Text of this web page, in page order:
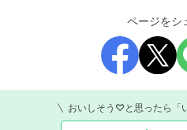
ページをシ
おいしそう♡と思ったら「